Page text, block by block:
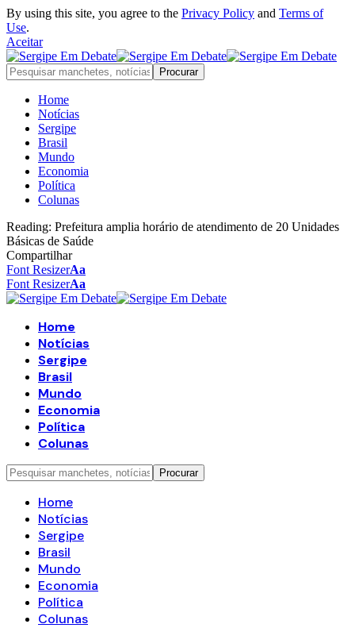
By using this site, you agree to the Privacy Policy and Terms of
Use.
Aceitar
Home
Notícias
Sergipe
Brasil
Mundo
Economia
Política
Colunas
Reading: Prefeitura amplia horário de atendimento de 20 Unidades
Básicas de Saúde
Compartilhar
Font ResizerAa
Font ResizerAa
Home
Notícias
Sergipe
Brasil
Mundo
Economia
Política
Colunas
Home
Notícias
Sergipe
Brasil
Mundo
Economia
Política
Colunas